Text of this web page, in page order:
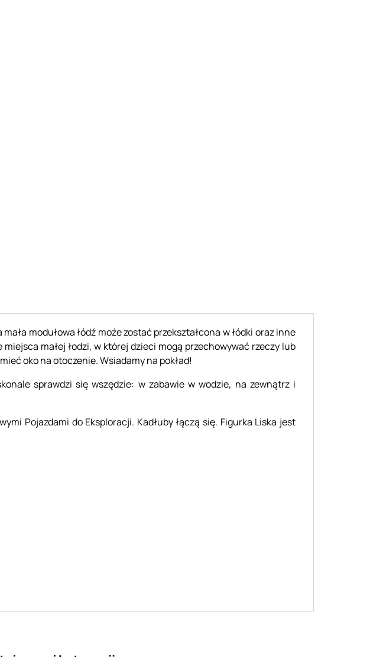
modułowa łódź może zostać przekształcona w łódki oraz inne
małej łodzi, w której dzieci mogą przechowywać rzeczy lub
oko na otoczenie. Wsiadamy na pokład!
sprawdzi się wszędzie: w zabawie w wodzie, na zewnątrz i
Pojazdami do Eksploracji. Kadłuby łączą się. Figurka Liska jest